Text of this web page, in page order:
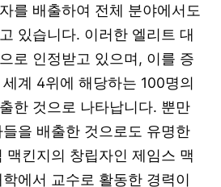
를 배출하여 전체 분야에서도
있습니다. 이러한 엘리트 대
로 인정받고 있으며, 이를 증
계 4위에 해당하는 100명의
한 것으로 나타납니다. 뿐만
을 배출한 것으로도 유명한
맥킨지의 창립자인 제임스 맥
에서 교수로 활동한 경력이